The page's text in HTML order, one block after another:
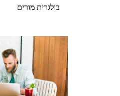
בולגרית מורים